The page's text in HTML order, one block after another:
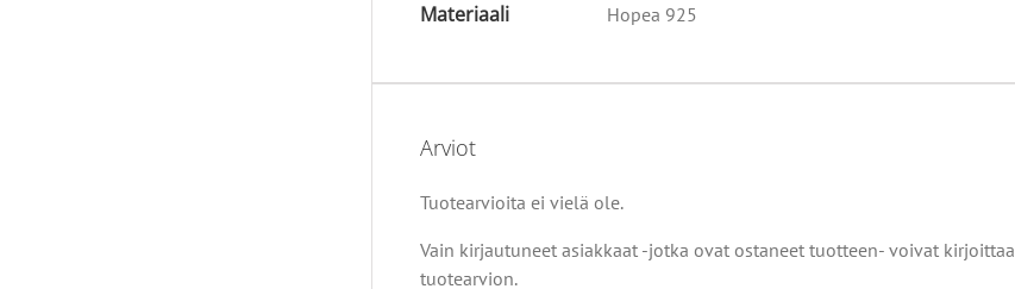
Materiaali Hopea 925
Arviot
Tuotearvioita ei vielä ole.
Vain kirjautuneet asiakkaat -jotka ovat ostaneet tuotteen- voivat kirjoittaa
tuotearvion.